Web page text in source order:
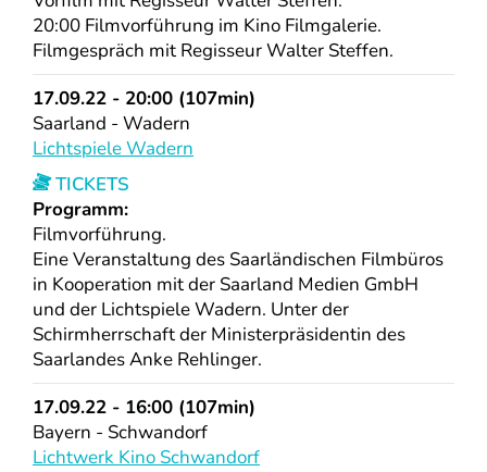
20:00 Filmvorführung im Kino Filmgalerie.
Filmgespräch mit Regisseur Walter Steffen.
17.09.22 - 20:00 (107min)
Saarland - Wadern
Lichtspiele Wadern
TICKETS
Programm:
Filmvorführung.
Eine Veranstaltung des Saarländischen Filmbüros
in Kooperation mit der Saarland Medien GmbH
und der Lichtspiele Wadern. Unter der
Schirmherrschaft der Ministerpräsidentin des
Saarlandes Anke Rehlinger.
17.09.22 - 16:00 (107min)
Bayern - Schwandorf
Lichtwerk Kino Schwandorf